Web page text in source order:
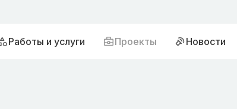
Работы и услуги Проекты Новости